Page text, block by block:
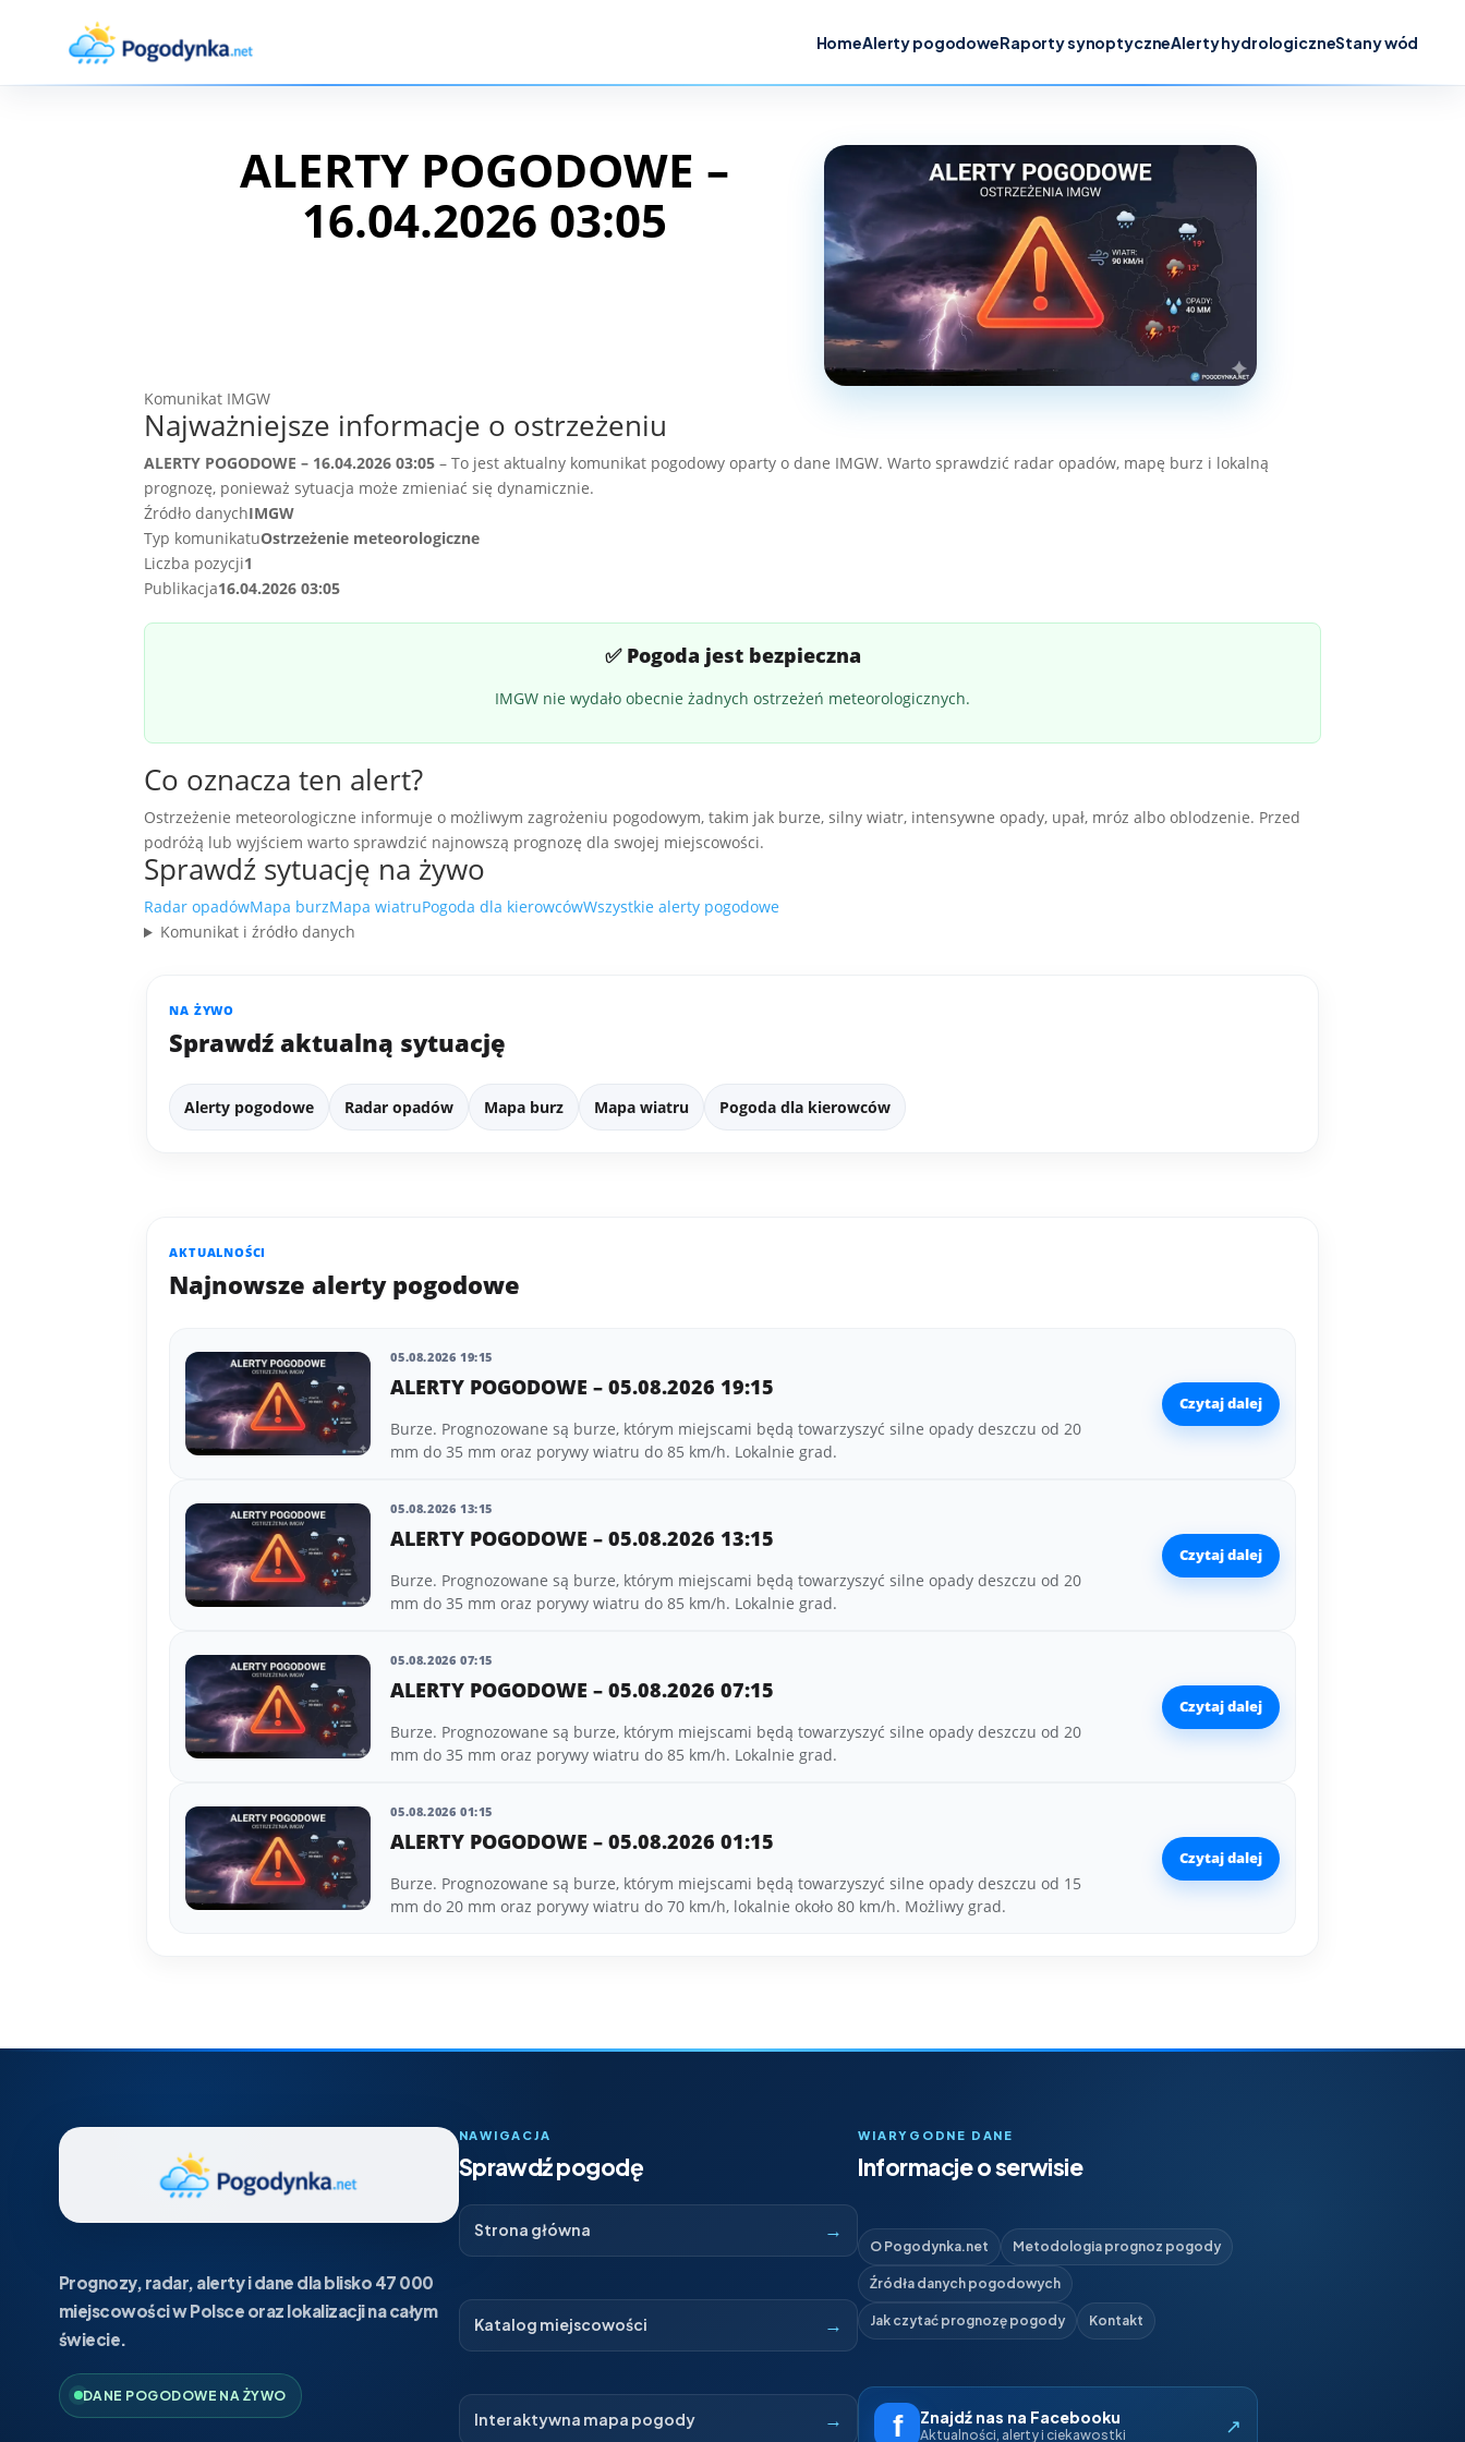
HomeAlerty pogodoweRaporty synoptyczneAlerty hydrologiczneStany wód
ALERTY POGODOWE –
16.04.2026 03:05
Komunikat IMGW
Najważniejsze informacje o ostrzeżeniu
ALERTY POGODOWE – 16.04.2026 03:05 – To jest aktualny komunikat pogodowy oparty o dane IMGW. Warto sprawdzić radar opadów, mapę burz i lokalną
prognozę, ponieważ sytuacja może zmieniać się dynamicznie.
Źródło danychIMGW
Typ komunikatuOstrzeżenie meteorologiczne
Liczba pozycji1
Publikacja16.04.2026 03:05
✅ Pogoda jest bezpieczna
IMGW nie wydało obecnie żadnych ostrzeżeń meteorologicznych.
Co oznacza ten alert?
Ostrzeżenie meteorologiczne informuje o możliwym zagrożeniu pogodowym, takim jak burze, silny wiatr, intensywne opady, upał, mróz albo oblodzenie. Przed
podróżą lub wyjściem warto sprawdzić najnowszą prognozę dla swojej miejscowości.
Sprawdź sytuację na żywo
Radar opadówMapa burzMapa wiatruPogoda dla kierowcówWszystkie alerty pogodowe
Komunikat i źródło danych
NA ŻYWO
Sprawdź aktualną sytuację
Alerty pogodowe Radar opadów Mapa burz Mapa wiatru Pogoda dla kierowców
AKTUALNOŚCI
Najnowsze alerty pogodowe
05.08.2026 19:15
ALERTY POGODOWE – 05.08.2026 19:15
Burze. Prognozowane są burze, którym miejscami będą towarzyszyć silne opady deszczu od 20
mm do 35 mm oraz porywy wiatru do 85 km/h. Lokalnie grad.
Czytaj dalej
05.08.2026 13:15
ALERTY POGODOWE – 05.08.2026 13:15
Burze. Prognozowane są burze, którym miejscami będą towarzyszyć silne opady deszczu od 20
mm do 35 mm oraz porywy wiatru do 85 km/h. Lokalnie grad.
Czytaj dalej
05.08.2026 07:15
ALERTY POGODOWE – 05.08.2026 07:15
Burze. Prognozowane są burze, którym miejscami będą towarzyszyć silne opady deszczu od 20
mm do 35 mm oraz porywy wiatru do 85 km/h. Lokalnie grad.
Czytaj dalej
05.08.2026 01:15
ALERTY POGODOWE – 05.08.2026 01:15
Burze. Prognozowane są burze, którym miejscami będą towarzyszyć silne opady deszczu od 15
mm do 20 mm oraz porywy wiatru do 70 km/h, lokalnie około 80 km/h. Możliwy grad.
Czytaj dalej
Prognozy, radar, alerty i dane dla blisko 47 000
miejscowości w Polsce oraz lokalizacji na całym
świecie.
DANE POGODOWE NA ŻYWO
NAWIGACJA
Sprawdź pogodę
Strona główna →
Katalog miejscowości →
Interaktywna mapa pogody →
WIARYGODNE DANE
Informacje o serwisie
O Pogodynka.net Metodologia prognoz pogody
Źródła danych pogodowych
Jak czytać prognozę pogody Kontakt
Znajdź nas na Facebooku
Aktualności, alerty i ciekawostki ↗